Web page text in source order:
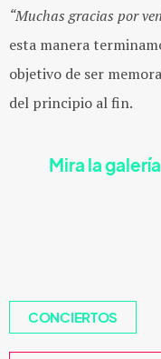
“Muchas gracias por
esta manera
objetivo de ser
del principio al fin.
Mira la
CONCIERTOS